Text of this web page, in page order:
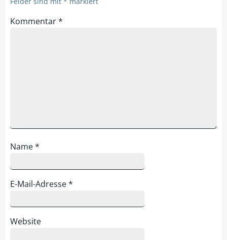
Kommentar*
Name*
E-Mail-Adresse*
Website